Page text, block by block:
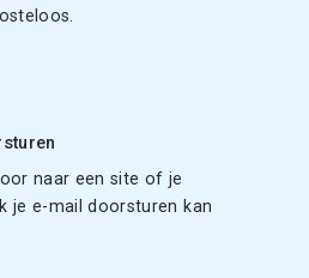
naar een site of je
je e-mail doorsturen kan